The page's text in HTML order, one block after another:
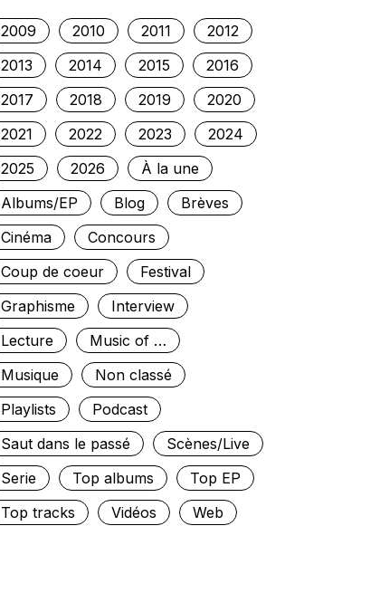
2009 2010 2011
2012
2013
2014 2015
2016
2017
2018 2019
2020
2021
2022 2023
2024
2025
2026
À la une
Albums/EP
Blog
Brèves
Cinéma
Concours
Coup de coeur
Festival
Graphisme
Interview
Lecture
Music of …
Musique
Non classé
Playlists
Podcast
Saut dans le passé
Scènes/Live
Serie
Top albums
Top EP
Top tracks
Vidéos Web